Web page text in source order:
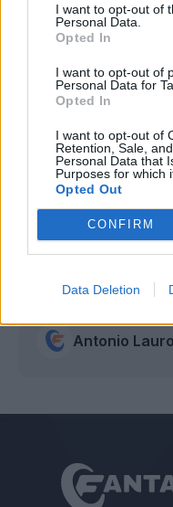
I want to opt-out of
Personal Data.
Opted In
I want to opt-out of
Personal Data for
Opted In
I want to opt-out of
Retention, Sale,
Personal Data that
Purposes for which
Opted Out
CONFIRM
Data Deletion
Antonio Lauro